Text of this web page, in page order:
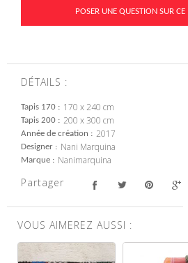
POSER UNE QUESTION SUR
DÉTAILS :
Tapis 170 170 x 240 cm
Tapis 200 200 x 300 cm
Année de création 2017
Designer Nani Marquina
Marque Nanimarquina
Partager
VOUS AIMEREZ AUSSI :